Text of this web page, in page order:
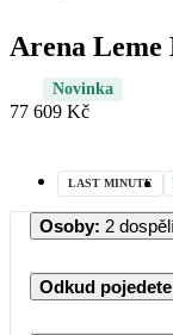
Arena Leme
Novinka
77 609 Kč
LAST MINUTE
Osoby: 2
Odkud pojedete